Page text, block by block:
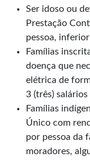
Ser idoso ou
Prestação
pessoa,
Famílias
doença que
elétrica de
3 (três)
Famílias
Único com
por pessoa da
moradores,